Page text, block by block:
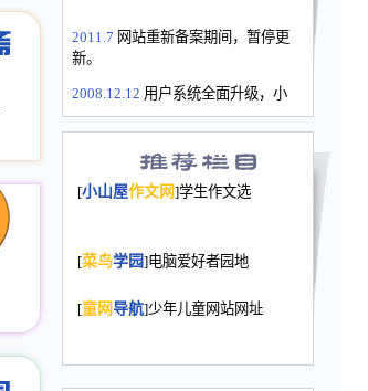
2011.7 网站重新备案期间，暂停更
新。
2008.12.12 用户系统全面升级，小
长会、家园网－个人空间，用户一
次注册全部通行。
2008.12.12家园网正式运行，域
年，2009版提前启用，小山屋全面
小山画廊均增加多个新栏目。。
评分、顶功能，作文宝典改版。
[小山屋作文网]学生作文选
[菜鸟学园]电脑爱好者园地
[童网导航]少年儿童网站网址